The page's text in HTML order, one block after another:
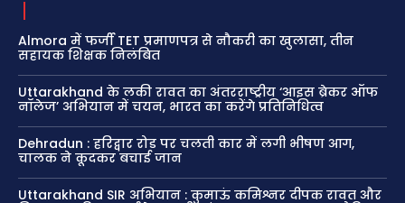
Almora में फर्जी TET प्रमाणपत्र से नौकरी का खुलासा, तीन
सहायक शिक्षक निलंबित
Uttarakhand के लकी रावत का अंतरराष्ट्रीय ‘आइस ब्रेकर ऑफ
नॉलेज’ अभियान में चयन, भारत का करेंगे प्रतिनिधित्व
Dehradun : हरिद्वार रोड पर चलती कार में लगी भीषण आग,
चालक ने कूदकर बचाई जान
Uttarakhand SIR अभियान : कुमाऊं कमिश्नर दीपक रावत और